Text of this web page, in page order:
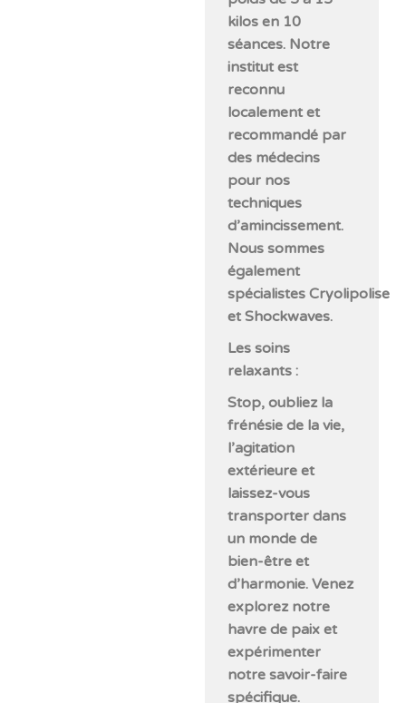
kilos en 10
séances. Notre
institut est
reconnu
localement et
recommandé par
des médecins
pour nos
techniques
d’amincissement.
Nous sommes
également
spécialistes Cryolipolise
et Shockwaves.
Les soins
relaxants :
Stop, oubliez la
frénésie de la vie,
l’agitation
extérieure et
laissez-vous
transporter dans
un monde de
bien-être et
d’harmonie. Venez
explorez notre
havre de paix et
expérimenter
notre savoir-faire
spécifique.